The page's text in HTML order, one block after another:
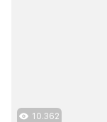
10.362